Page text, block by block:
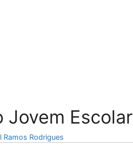
Escolar
Ramos Rodrigues